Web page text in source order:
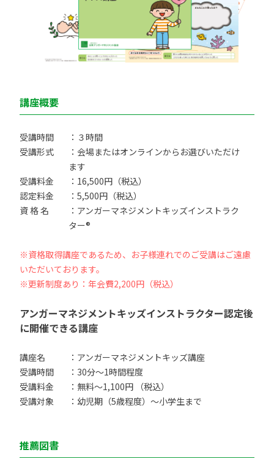
講座概要
受講時間
：３時間
受講形式
：会場またはオンラインからお選びいただけ
ます
受講料金
：16,500円（税込）
認定料金
：5,500円（税込）
資 格 名
：アンガーマネジメントキッズインストラク
ター®
※資格取得講座であるため、お子様連れでのご受講はご遠慮
いただいております。
※更新制度あり：年会費2,200円（税込）
アンガーマネジメントキッズインストラクター認定後
に開催できる講座
講座名
：アンガーマネジメントキッズ講座
受講時間
：30分〜1時間程度
受講料金
：無料〜1,100円 （税込）
受講対象
：幼児期（5歳程度）〜小学生まで
推薦図書